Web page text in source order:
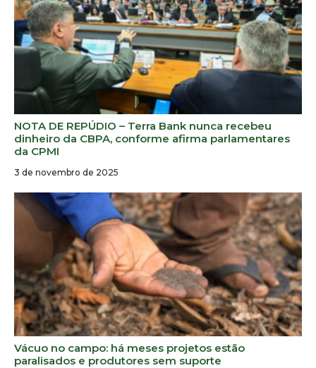
NOTA DE REPÚDIO – Terra Bank nunca recebeu
dinheiro da CBPA, conforme afirma parlamentares
da CPMI
3 de novembro de 2025
Vácuo no campo: há meses projetos estão
paralisados e produtores sem suporte